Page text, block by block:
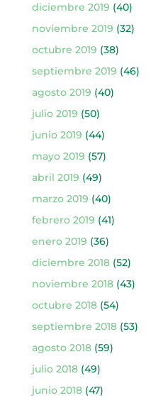
diciembre 2019 (40)
noviembre 2019 (32)
octubre 2019 (38)
septiembre 2019 (46)
agosto 2019 (40)
julio 2019 (50)
junio 2019 (44)
mayo 2019 (57)
abril 2019 (49)
marzo 2019 (40)
febrero 2019 (41)
enero 2019 (36)
diciembre 2018(52)
noviembre 2018(43)
octubre 2018(54)
septiembre 2018(53)
agosto 2018(59)
julio 2018(49)
junio 2018(47)